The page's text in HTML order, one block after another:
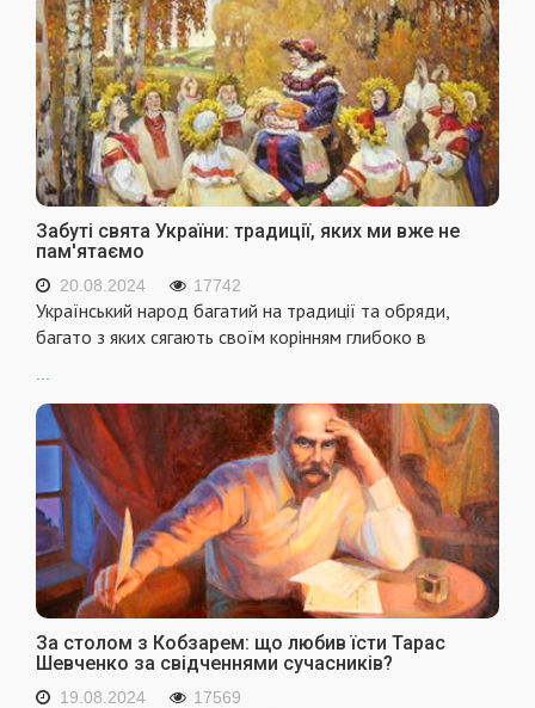
Забуті свята України: традиції, яких ми вже не
пам'ятаємо
20.08.2024 17742
Український народ багатий на традиції та обряди,
багато з яких сягають своїм корінням глибоко в
За столом з Кобзарем: що любив їсти Тарас
Шевченко за свідченнями сучасників?
19.08.2024 17569